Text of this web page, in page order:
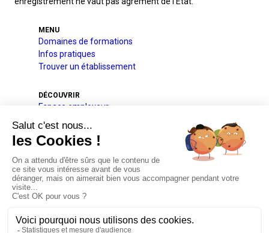
MENU
Domaines de formations
Infos pratiques
Trouver un établissement
DÉCOUVRIR
Espace employeur
Projets pédagogique et éducatif
Qui sommes-nous
Nos partenaires
Actualités